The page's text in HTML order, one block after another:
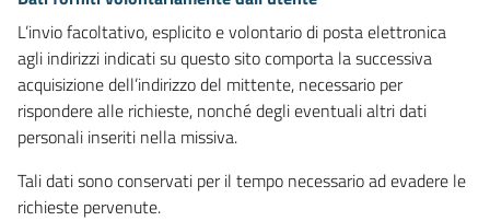
L’invio facoltativo, esplicito e volontario di posta elettronica
agli indirizzi indicati su questo sito comporta la successiva
acquisizione dell’indirizzo del mittente, necessario per
rispondere alle richieste, nonché degli eventuali altri dati
personali inseriti nella missiva.
Tali dati sono conservati per il tempo necessario ad evadere le
richieste pervenute.